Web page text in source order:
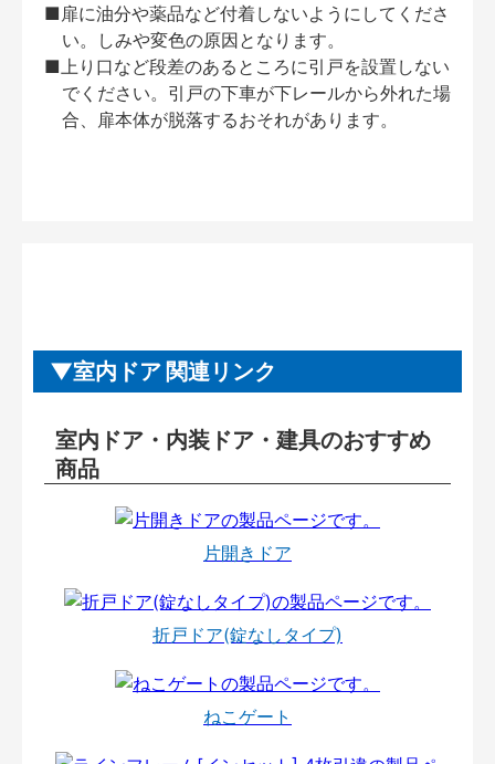
■扉に油分や薬品など付着しないようにしてくださ
い。しみや変色の原因となります。
■上り口など段差のあるところに引戸を設置しない
でください。引戸の下車が下レールから外れた場
合、扉本体が脱落するおそれがあります。
室内ドア 関連リンク
室内ドア・内装ドア・建具のおすすめ
商品
片開きドア
折戸ドア(錠なしタイプ)
ねこゲート